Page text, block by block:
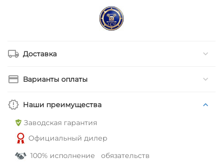
Доставка
Варианты оплаты
Наши преимущества
Заводская гарантия
Официальный дилер
100% исполнение обязательств